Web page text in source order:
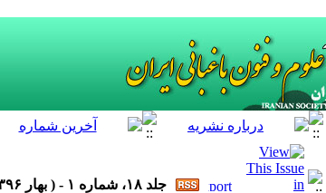
جلد ۱۸، شماره ۱ - ( بهار ۱۳۹۶ )